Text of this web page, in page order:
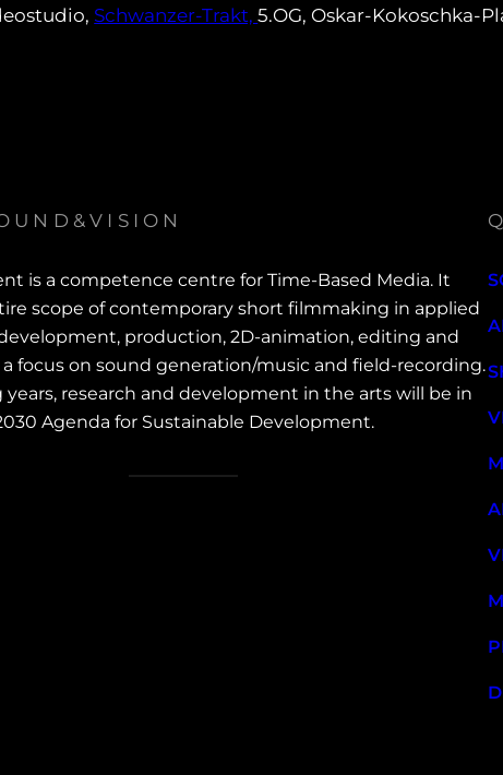
Schwanzer-Trakt,5.OG, Oskar-Kokoschka-
is a competence centre for Time-Based Media. It
scope of contemporary short filmmaking in applied
production, 2D-animation, editing and
focus on sound generation/music and field-recording.
research and development in the arts will be in
Agenda for Sustainable Development.